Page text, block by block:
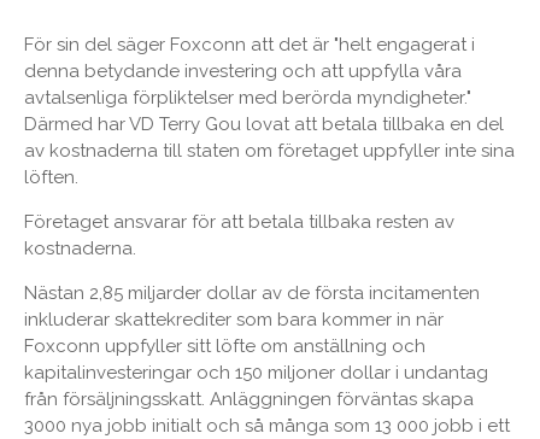
För sin del säger Foxconn att det är "helt engagerat i
denna betydande investering och att uppfylla våra
avtalsenliga förpliktelser med berörda myndigheter."
Därmed har VD Terry Gou lovat att betala tillbaka en del
av kostnaderna till staten om företaget uppfyller inte sina
löften.
Företaget ansvarar för att betala tillbaka resten av
kostnaderna.
Nästan 2,85 miljarder dollar av de första incitamenten
inkluderar skattekrediter som bara kommer in när
Foxconn uppfyller sitt löfte om anställning och
kapitalinvesteringar och 150 miljoner dollar i undantag
från försäljningsskatt. Anläggningen förväntas skapa
3000 nya jobb initialt och så många som 13 000 jobb i ett